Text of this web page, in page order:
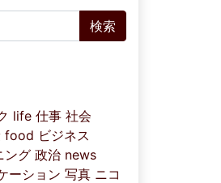
life 仕事 社会
food ビジネス
ング 政治 news
ーション 写真 ニコ